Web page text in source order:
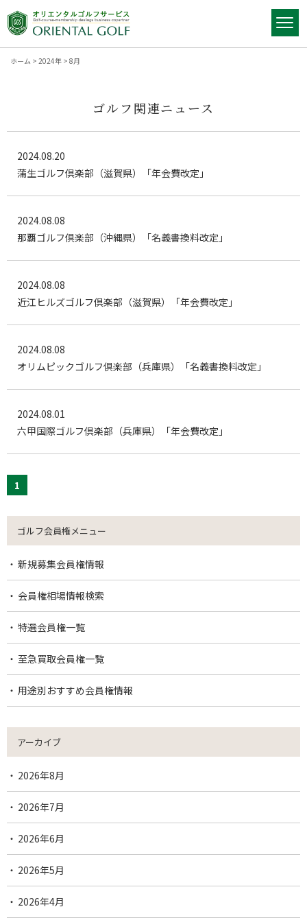
ホーム > 2024年 > 8月
ゴルフ関連ニュース
2024.08.20
蒲生ゴルフ倶楽部（滋賀県）「年会費改定」
2024.08.08
那覇ゴルフ倶楽部（沖縄県）「名義書換料改定」
2024.08.08
近江ヒルズゴルフ倶楽部（滋賀県）「年会費改定」
2024.08.08
オリムピックゴルフ倶楽部（兵庫県）「名義書換料改定」
2024.08.01
六甲国際ゴルフ倶楽部（兵庫県）「年会費改定」
1
ゴルフ会員権メニュー
新規募集会員権情報
会員権相場情報検索
特選会員権一覧
至急買取会員権一覧
用途別おすすめ会員権情報
アーカイブ
2026年8月
2026年7月
2026年6月
2026年5月
2026年4月